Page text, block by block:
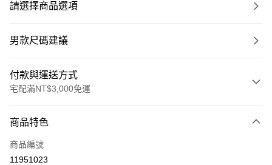
請選擇商品選項
男款尺碼建議
付款與運送方式
宅配滿NT$3,000免運
信用卡一次付款
信用卡分期付款
商品特色
商品編號
11951023